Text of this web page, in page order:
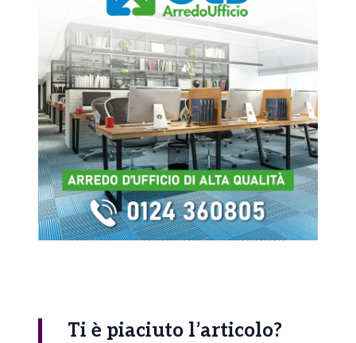
Ti è piaciuto l’articolo?